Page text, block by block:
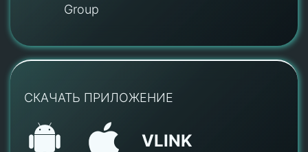
Group
СКАЧАТЬ ПРИЛОЖЕНИЕ
VLINK